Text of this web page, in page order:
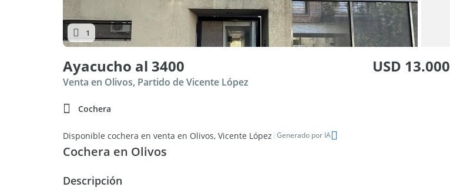
1
Ayacucho al 3400 USD 13.000
Venta en Olivos, Partido de Vicente López
Cochera
Disponible cochera en venta en Olivos, Vicente López | Generado por IA
Cochera en Olivos
Descripción